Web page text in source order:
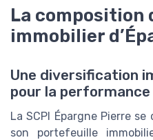
La
immobilier
Une diversification
pour la performance
La SCPI Épargne Pierre
son portefeuille